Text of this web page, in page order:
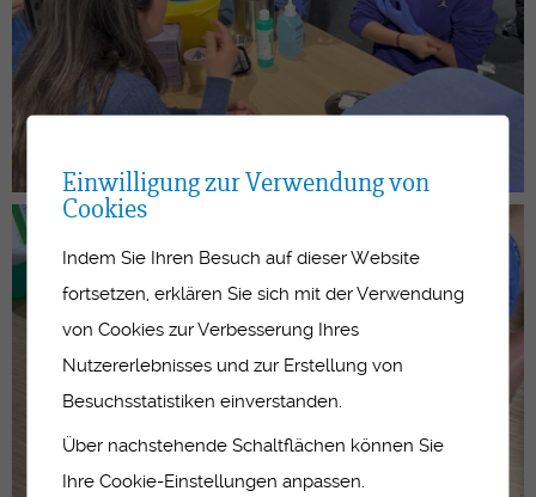
Einwilligung zur Verwendung von
Cookies
Indem Sie Ihren Besuch auf dieser Website
fortsetzen, erklären Sie sich mit der Verwendung
von Cookies zur Verbesserung Ihres
Nutzererlebnisses und zur Erstellung von
Besuchsstatistiken einverstanden.
Über nachstehende Schaltflächen können Sie
Ihre Cookie-Einstellungen anpassen.